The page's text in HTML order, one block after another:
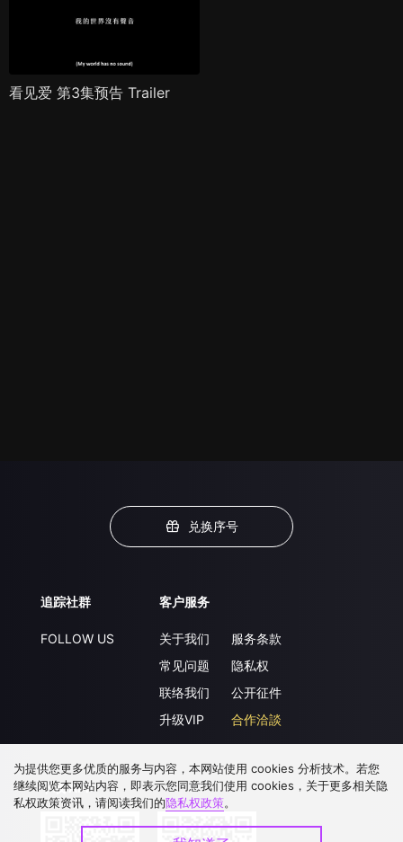
看见爱 第3集预告 Trailer
兑换序号
追踪社群
FOLLOW US
客户服务
关于我们
常见问题
联络我们
升级VIP
服务条款
隐私权
公开征件
合作洽談
下载 APP
为提供您更多优质的服务与内容，本网站使用 cookies 分析技术。若您
继续阅览本网站内容，即表示您同意我们使用 cookies，关于更多相关隐
私权政策资讯，请阅读我们的隐私权政策。